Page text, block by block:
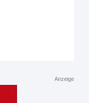
Anzeige